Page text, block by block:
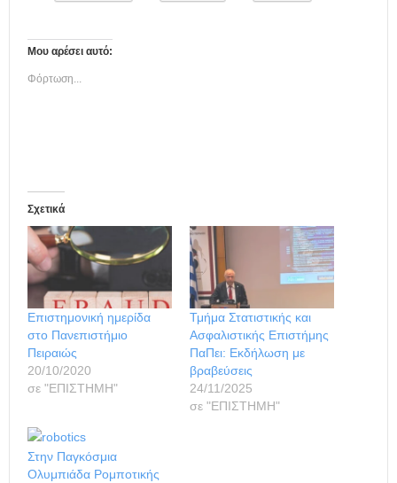
Μου αρέσει αυτό:
Φόρτωση...
Σχετικά
Επιστημονική ημερίδα
στο Πανεπιστήμιο
Πειραιώς
20/10/2020
σε "ΕΠΙΣΤΗΜΗ"
Τμήμα Στατιστικής και
Ασφαλιστικής Επιστήμης
ΠαΠει: Εκδήλωση με
βραβεύσεις
24/11/2025
σε "ΕΠΙΣΤΗΜΗ"
Στην Παγκόσμια
Ολυμπιάδα Ρομποτικής